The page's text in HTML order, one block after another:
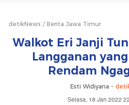
detikNews Berita Jawa Timur
Walkot Eri Janji
Langganan
Rendam
Esti Widiyana -
Selasa, 18 Jan 2022